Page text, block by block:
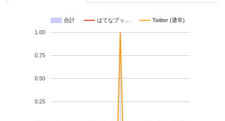
合計 はてなブッ… Twitter (通常)
0.25
0.50
0.75
1.00